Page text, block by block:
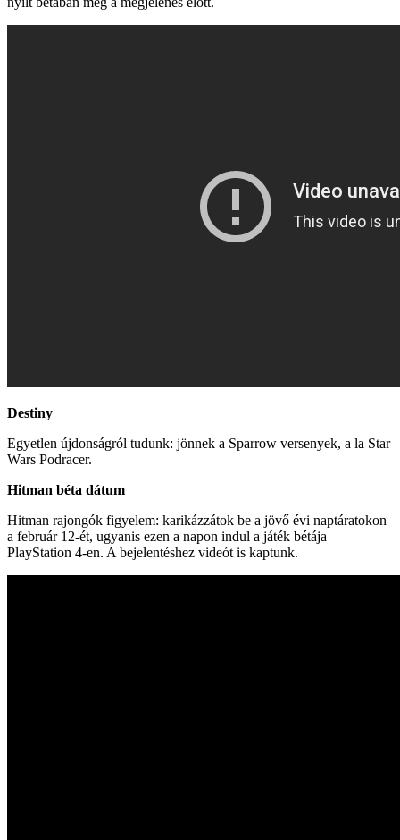
Destiny
Egyetlen újdonságról tudunk: jönnek a Sparrow versenyek, a la Star
Wars Podracer.
Hitman béta dátum
Hitman rajongók figyelem: karikázzátok be a jövő évi naptáratokon
a február 12-ét, ugyanis ezen a napon indul a játék bétája
PlayStation 4-en. A bejelentéshez videót is kaptunk.